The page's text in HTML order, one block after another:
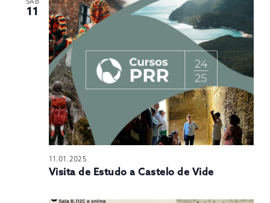
11
11.01.2025
Visita de Estudo a Castelo de Vide